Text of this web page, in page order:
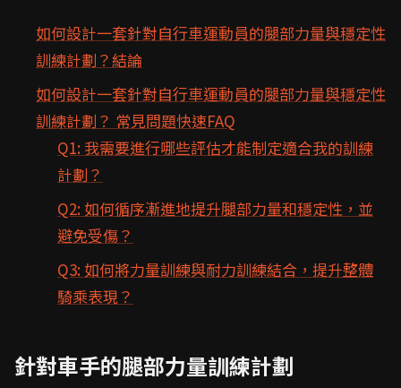
如何設計一套針對自行車運動員的腿部力量與穩定性
訓練計劃？結論
如何設計一套針對自行車運動員的腿部力量與穩定性
訓練計劃？ 常見問題快速FAQ
Q1: 我需要進行哪些評估才能制定適合我的訓練
計劃？
Q2: 如何循序漸進地提升腿部力量和穩定性，並
避免受傷？
Q3: 如何將力量訓練與耐力訓練結合，提升整體
騎乘表現？
針對車手的腿部力量訓練計劃